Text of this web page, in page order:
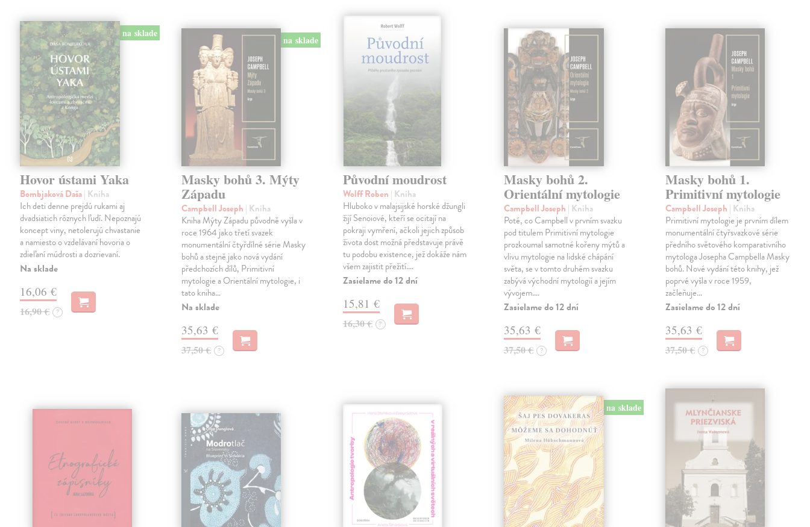
na sklade
Hovor ústami Yaka
Bombjaková Daša| Kniha
Ich deti denne prejdú rukami aj
dvadsiatich rôznych ľudí. Nepoznajú
koncept viny, netolerujú chvastanie
a namiesto o vzdelávaní hovoria o
zdieľaní múdrosti a dozrievaní.
Na sklade
16,06 €
16,90 € ?
na sklade
Masky bohů 3. Mýty
Západu
Campbell Joseph | Kniha
Kniha Mýty Západu původně vyšla v
roce 1964 jako třetí svazek
monumentální čtyřdílné série Masky
bohů a stejně jako nová vydání
předchozích dílů, Primitivní
mytologie a Orientální mytologie, i
tato kniha…
Na sklade
35,63 €
37,50 € ?
Původní moudrost
Wolff Roben | Kniha
Hluboko v malajsijské horské džungli
žijí Senoiové, kteří se ocitají na
pokraji vymření, ačkoli jejich způsob
života dost možná představuje právě
tu podobu existence, jež dokáže nám
všem zajistit přežití.…
Zasielame do 12 dní
15,81 €
16,30 € ?
Masky bohů 2.
Orientální mytologie
Campbell Joseph | Kniha
Poté, co Campbell v prvním svazku
pod titulem Primitivní mytologie
prozkoumal samotné kořeny mýtů a
vlivu mytologie na lidské chápání
světa, se v tomto druhém svazku
zabývá východní mytologií a jejím
vývojem.…
Zasielame do 12 dní
35,63 €
37,50 € ?
Masky bohů 1.
Primitivní mytologie
Campbell Joseph | Kniha
Primitivní mytologie je prvním dílem
monumentální čtyřsvazkové série
předního světového komparativního
mytologa Josepha Campbella Masky
bohů. Nové vydání této knihy, jež
poprvé vyšla v roce 1959,
začleňuje…
Zasielame do 12 dní
35,63 €
37,50 € ?
na sklade